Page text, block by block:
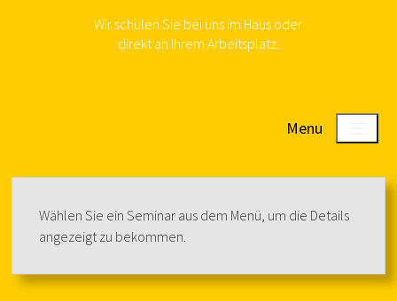
Wir schulen Sie bei uns im Haus oder
direkt an Ihrem Arbeitsplatz.
Menu
Wählen Sie ein Seminar aus dem Menü, um die Details
angezeigt zu bekommen.